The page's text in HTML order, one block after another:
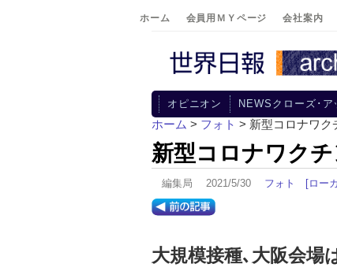
ホーム 会員用ＭＹページ 会社案内
オピニオン NEWSクローズ･ア
ホーム > フォト > 新型コロナワク
新型コロナワク
編集局 2021/5/30 フォト [ロー
大規模接種､大阪会場